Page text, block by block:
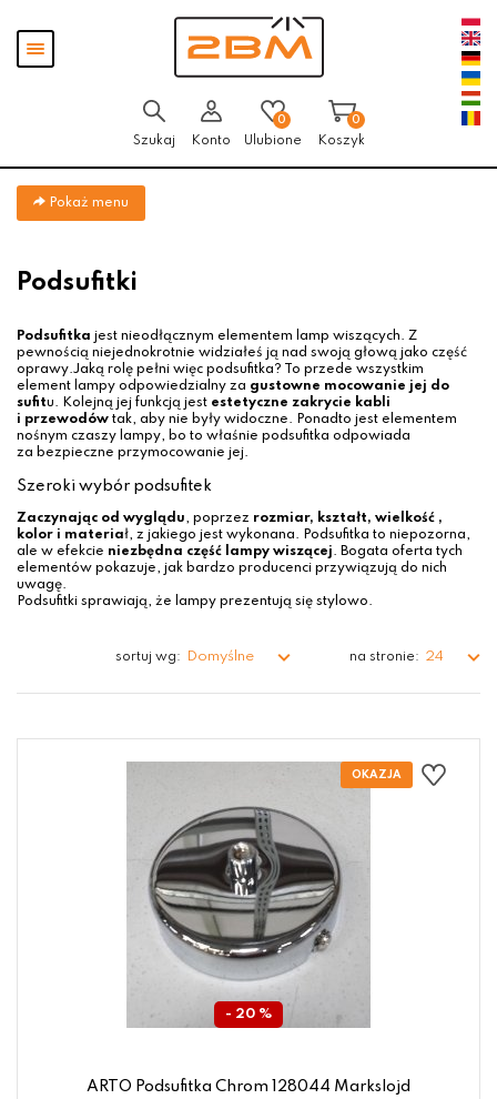
Pokaż
menu
Szukaj Konto
0
Ulubione
0
Koszyk
Pokaż menu
Podsufitki
Podsufitka jest nieodłącznym elementem lamp wiszących. Z
pewnością niejednokrotnie widziałeś ją nad swoją głową jako część
oprawy.Jaką rolę pełni więc podsufitka? To przede wszystkim
element lampy odpowiedzialny za gustowne mocowanie jej do
sufitu. Kolejną jej funkcją jest estetyczne zakrycie kabli
i przewodów tak, aby nie były widoczne. Ponadto jest elementem
nośnym czaszy lampy, bo to właśnie podsufitka odpowiada
za bezpieczne przymocowanie jej.
Szeroki wybór podsufitek
Zaczynając od wyglądu, poprzez rozmiar, kształt, wielkość ,
kolor i materiał, z jakiego jest wykonana. Podsufitka to niepozorna,
ale w efekcie niezbędna część lampy wiszącej. Bogata oferta tych
elementów pokazuje, jak bardzo producenci przywiązują do nich
uwagę.
Podsufitki sprawiają, że lampy prezentują się stylowo.
sortuj wg: Domyślne na stronie: 24
- 20 %
ARTO Podsufitka Chrom 128044 Markslojd